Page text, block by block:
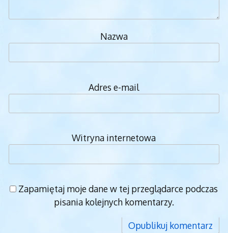
Nazwa
Adres e-mail
Witryna internetowa
Zapamiętaj moje dane w tej przeglądarce podczas
pisania kolejnych komentarzy.